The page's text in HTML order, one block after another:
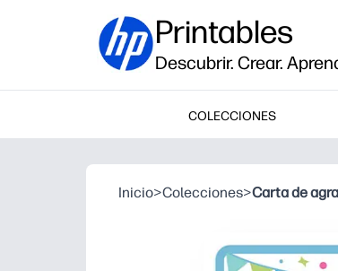
Printables
Descubrir. Crear.
COLECCIONES
Inicio>Colecciones>Carta de